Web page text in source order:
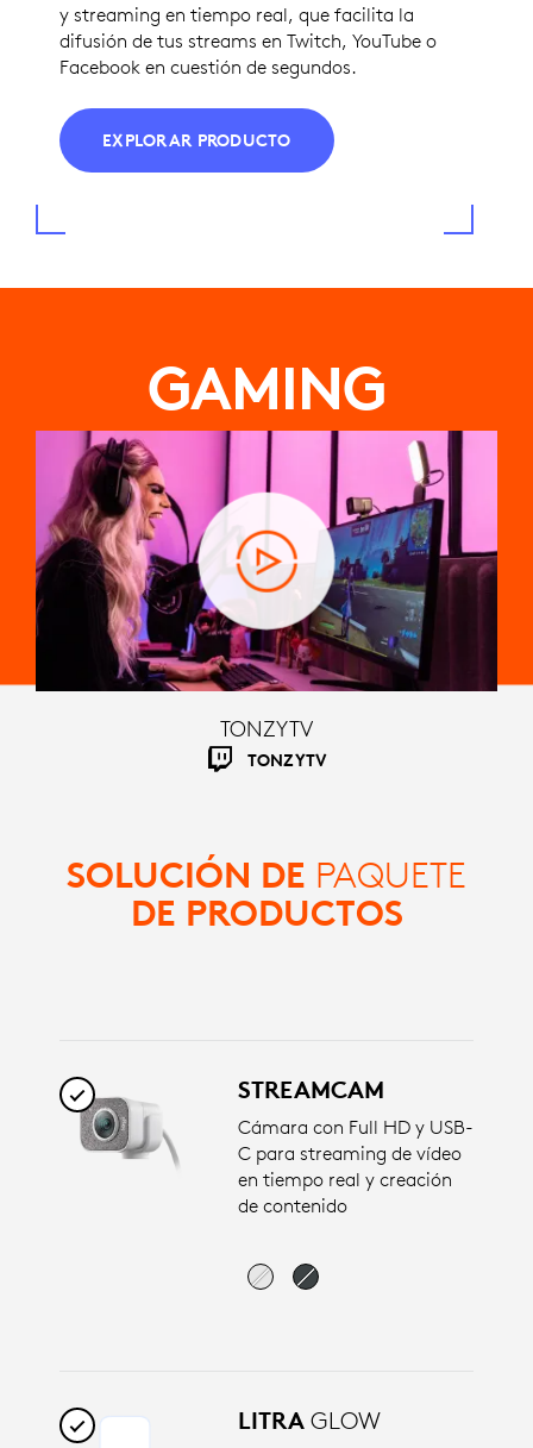
y streaming en tiempo real, que facilita la
difusión de tus streams en Twitch, YouTube o
Facebook en cuestión de segundos.
EXPLORAR PRODUCTO
GAMING
TONZYTV
TONZYTV
SOLUCIÓN DE PAQUETE
DE PRODUCTOS
STREAMCAM
Cámara con Full HD y USB-
C para streaming de vídeo
en tiempo real y creación
de contenido
LITRA GLOW